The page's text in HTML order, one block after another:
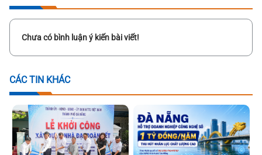
Chưa có bình luận ý kiến bài viết!
CÁC TIN KHÁC